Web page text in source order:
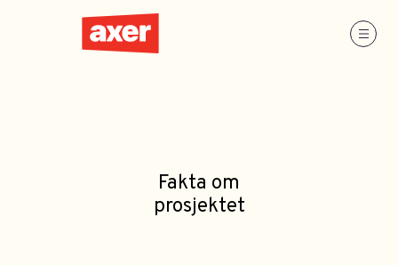
Fakta om
prosjektet